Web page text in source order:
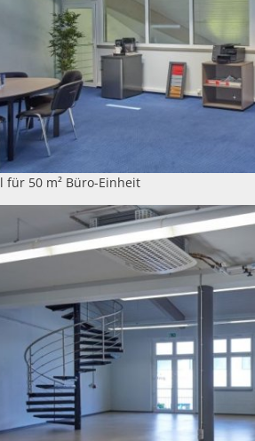
für 50 m² Büro-Einheit